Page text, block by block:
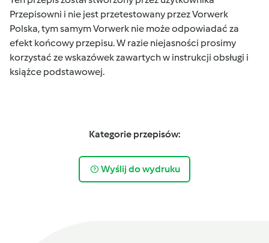
Przepisowni i nie jest przetestowany przez Vorwerk
Polska, tym samym Vorwerk nie może odpowiadać za
efekt końcowy przepisu. W razie niejasności prosimy
korzystać ze wskazówek zawartych w instrukcji obsługi i
książce podstawowej.
Kategorie przepisów:
Wyślij do wydruku